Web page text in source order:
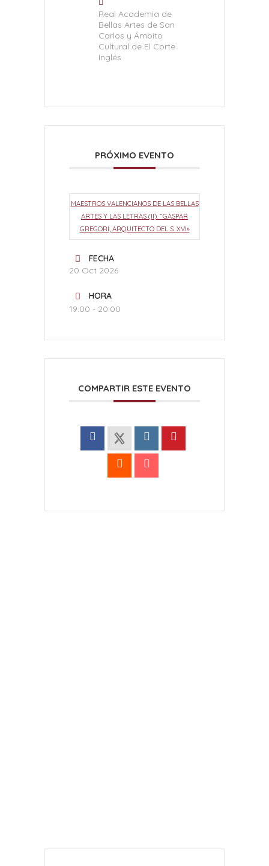
Real Academia de
Bellas Artes de San
Carlos y Ámbito
Cultural de El Corte
Inglés
PRÓXIMO EVENTO
MAESTROS VALENCIANOS DE LAS BELLAS
ARTES Y LAS LETRAS (II). “GASPAR
GREGORI, ARQUITECTO DEL S. XVI»
FECHA
20 Oct 2026
HORA
19:00 - 20:00
COMPARTIR ESTE EVENTO